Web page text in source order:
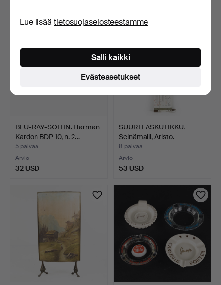
BLU-RAY-SOITIN. Harman
Kardon BDP 10, n. 2…
5 päivää
Arvio
32 USD
SUURI LASKUTIKKU.
Seinämalli, Aristo.
8 päivää
Arvio
53 USD
Lue lisää tietosuojaselosteestamme
Evästeasetukset
Salli kaikki